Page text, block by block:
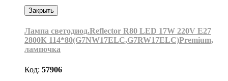
Закрыть
Лампа светодиод.Reflector R80 LED 17W 220V E27
2800К 114*80(G7NW17ELC,G7RW17ELC)Premium,
лампочка
Код: 57906